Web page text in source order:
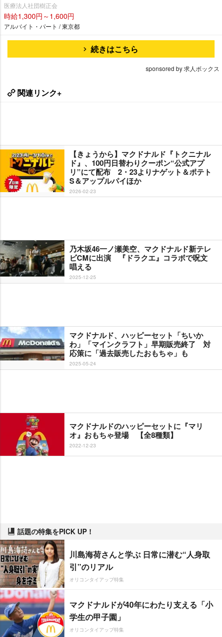
医療法人社団樹正会
時給1,300円～1,600円
アルバイト・パート / 東京都
続きはこちら
sponsored by 求人ボックス
関連リンク+
【きょうから】マクドナルド『トクニナル
ド』、100円日替わりクーポン“公式アプ
リ”にて配布 2・23よりナゲット＆ポテト
S＆アップルパイほか
2026-02-23
乃木坂46一ノ瀬美空、マクドナルド新テレ
ビCMに出演 『ドラクエ』コラボで呪文
唱える
2025-12-25
マクドナルド、ハッピーセット「ちいか
わ」「マインクラフト」早期販売終了 対
応策に「過去販売したおもちゃ」も
2025-05-24
マクドナルドのハッピーセットに『マリ
オ』おもちゃ登場 【全8種類】
2022-12-23
話題の特集をPICK UP！
川島海荷さんと学ぶ 日常に潜む“人身取
引”のリアル
オリコンタイアップ特集
マクドナルドが40年にわたり支える「小
学生の甲子園」
オリコンタイアップ特集